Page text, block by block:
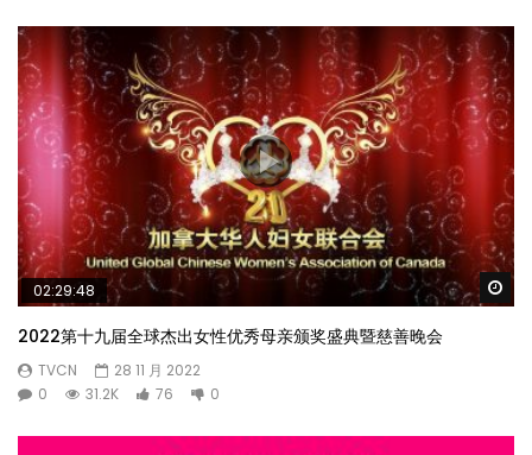
02:29:48
2022第十九届全球杰出女性优秀母亲颁奖盛典暨慈善晚会
TVCN
28 11 月 2022
0
31.2K 76 0